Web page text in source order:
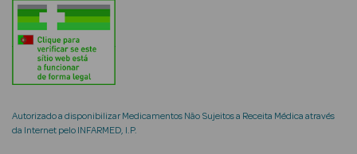
Rosto e
Autorizado a disponibilizar Medicamentos Não Sujeitos a Receita Médica através
da Internet pelo INFARMED, I.P.